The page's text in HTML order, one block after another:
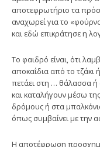
αποτεφρωτήριο τα
αναχωρεί για το
και εδώ επικράτησε η
Το φαιδρό είναι, ότι
αποκαΐδια από το τζάκι
πετάει στη … θάλασσα
και καταλήγουν μέσω
δρόμους ή στα
όπως συμβαίνει με την
Η αποτέφρωση